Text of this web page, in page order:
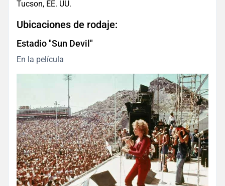
Tucson, EE. UU.
Ubicaciones de rodaje:
Estadio "Sun Devil"
En la película